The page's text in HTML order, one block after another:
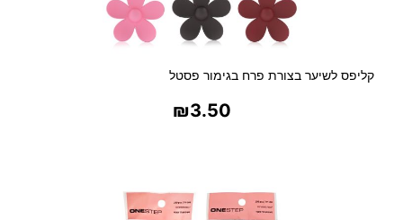
קליפס לשיער בצורת פרח בגימור פסטל
₪3.50